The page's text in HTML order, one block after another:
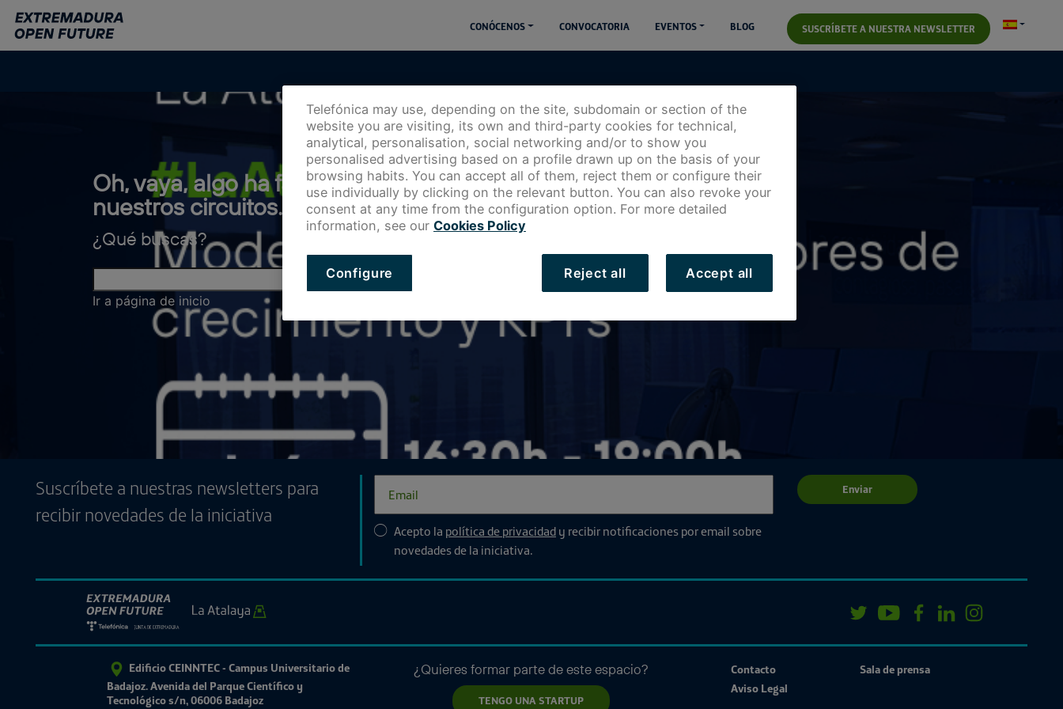
contenido
CONÓCENOS CONVOCATORIA EVENTOS BLOG SUSCRÍBETE A NUESTRA NEWSLETTER
Oh, vaya, algo ha fallado en
nuestros circuitos.
¿Qué buscas?
Ir a página de inicio
Suscríbete a nuestras newsletters para
recibir novedades de la iniciativa
Acepto la política de privacidad y recibir notificaciones por email sobre
novedades de la iniciativa.
Enviar
Edificio CEINNTEC - Campus Universitario de
Badajoz. Avenida del Parque Científico y
Tecnológico s/n, 06006 Badajoz
¿Quieres formar parte de este espacio?
TENGO UNA STARTUP
Contacto
Sala de prensa
Aviso Legal
Telefónica may use, depending on the site, subdomain or section of the
website you are visiting, its own and third-party cookies for technical,
analytical, personalisation, social networking and/or to show you
personalised advertising based on a profile drawn up on the basis of your
browsing habits. You can accept all of them, reject them or configure their
use individually by clicking on the relevant button. You can also revoke your
consent at any time from the configuration option. For more detailed
information, see our Cookies Policy
Reject all Accept all
Configure